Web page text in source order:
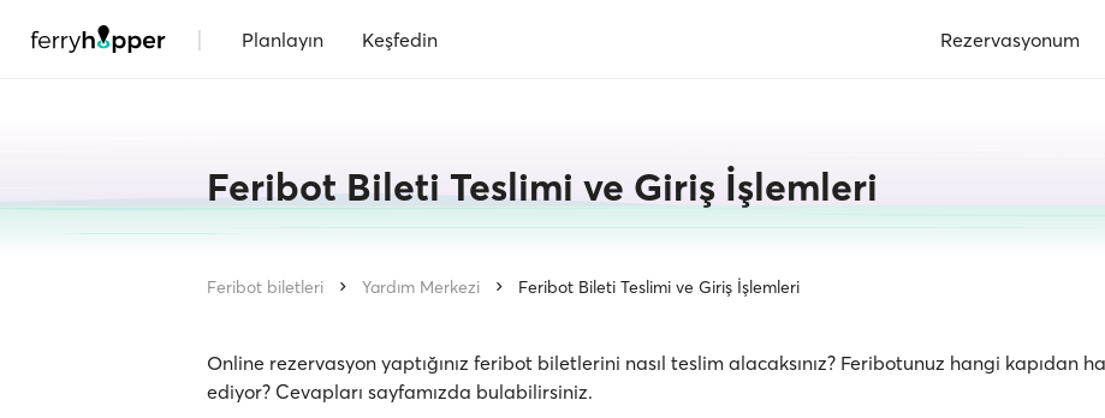
| Planlayın Keşfedin Rezervasyonum
Feribot Bileti Teslimi ve Giriş İşlemleri
Feribot biletleri Yardım Merkezi Feribot Bileti Teslimi ve Giriş İşlemleri
Online rezervasyon yaptığınız feribot biletlerini nasıl teslim alacaksınız? Feribotunuz hangi kapıdan
ediyor? Cevapları sayfamızda bulabilirsiniz.